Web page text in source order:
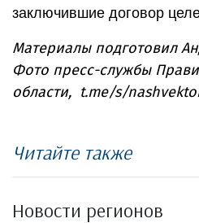
заключившие договор
Материалы подготовил
Фото пресс-службы
области, t.me/s/
Читайте также
Новости регионов